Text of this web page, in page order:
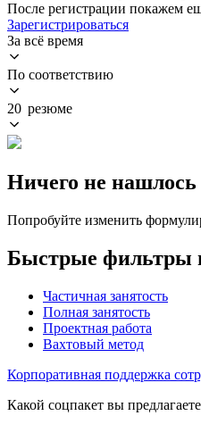
После регистрации покажем
Зарегистрироваться
За всё время
По соответствию
20 резюме
Ничего не нашлось
Попробуйте изменить
Быстрые фильтры
Частичная занятость
Полная занятость
Проектная работа
Вахтовый метод
Корпоративная поддержка
Какой соцпакет вы